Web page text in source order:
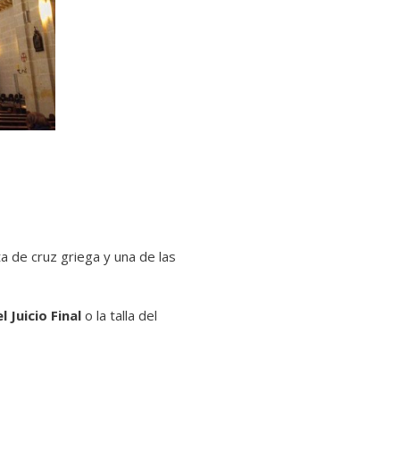
de cruz griega y una de las
Juicio Final o la talla del